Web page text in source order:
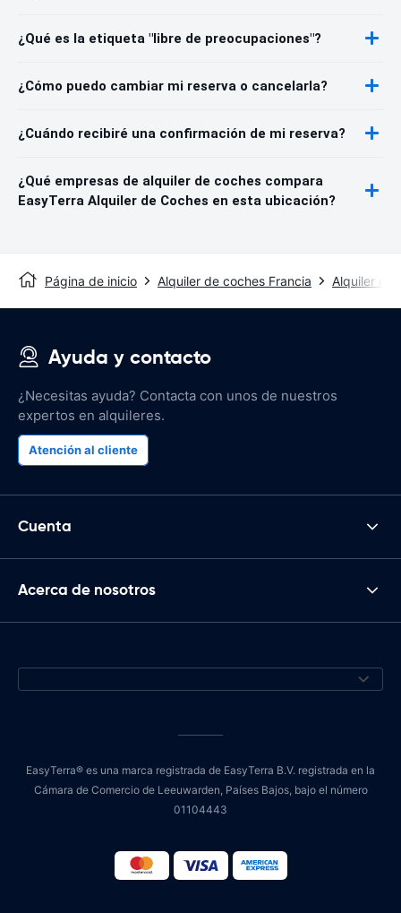
¿Qué es la etiqueta "libre de preocupaciones"?
¿Cómo puedo cambiar mi reserva o cancelarla?
¿Cuándo recibiré una confirmación de mi reserva?
¿Qué empresas de alquiler de coches compara
EasyTerra Alquiler de Coches en esta ubicación?
Página de inicio Alquiler de coches Francia Alquiler de
Ayuda y contacto
¿Necesitas ayuda? Contacta con unos de nuestros
expertos en alquileres.
Atención al cliente
Cuenta
Acerca de nosotros
EasyTerra® es una marca registrada de EasyTerra B.V. registrada en la
Cámara de Comercio de Leeuwarden, Países Bajos, bajo el número
01104443